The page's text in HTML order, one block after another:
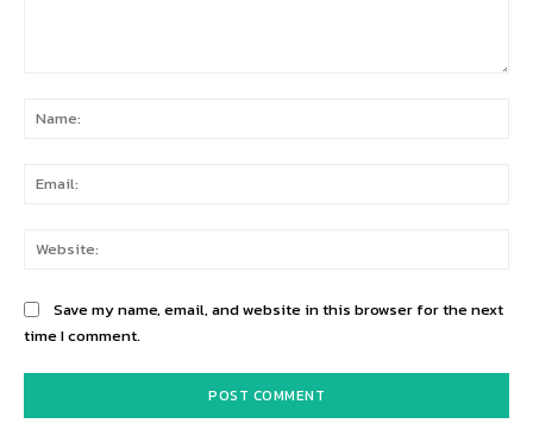
Save my name, email, and website in this browser for the next
time I comment.